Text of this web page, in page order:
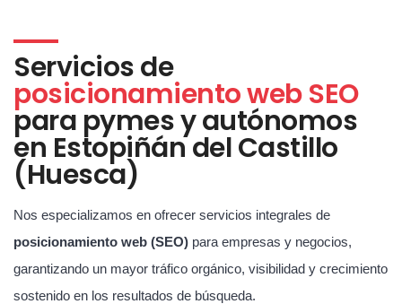
Servicios de
posicionamiento web SEO
para pymes y autónomos
en Estopiñán del Castillo
(Huesca)
Nos especializamos en ofrecer servicios integrales de
posicionamiento web (SEO) para empresas y negocios,
garantizando un mayor tráfico orgánico, visibilidad y crecimiento
sostenido en los resultados de búsqueda.